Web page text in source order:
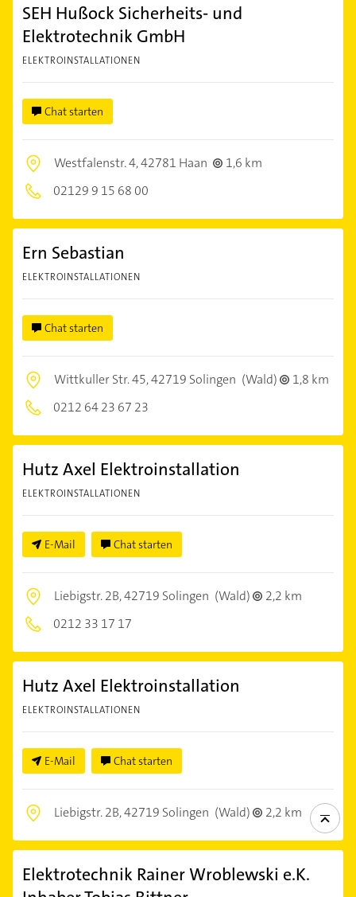
SEH Hußock Sicherheits- und
Elektrotechnik GmbH
ELEKTROINSTALLATIONEN
Chat starten
Westfalenstr. 4,42781 Haan
1,6 km
02129 9 15 68 00
Ern Sebastian
ELEKTROINSTALLATIONEN
Chat starten
Wittkuller Str. 45,42719 Solingen (Wald)
1,8 km
0212 64 23 67 23
Hutz Axel Elektroinstallation
ELEKTROINSTALLATIONEN
E-Mail Chat starten
Liebigstr. 2B,42719 Solingen (Wald)
2,2 km
0212 33 17 17
Hutz Axel Elektroinstallation
ELEKTROINSTALLATIONEN
E-Mail Chat starten
Liebigstr. 2B,42719 Solingen (Wald) 2,2 km
Elektrotechnik Rainer Wroblewski e.K.